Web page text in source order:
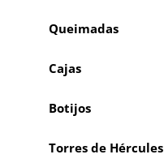
Queimadas
Cajas
Botijos
Torres de Hércules